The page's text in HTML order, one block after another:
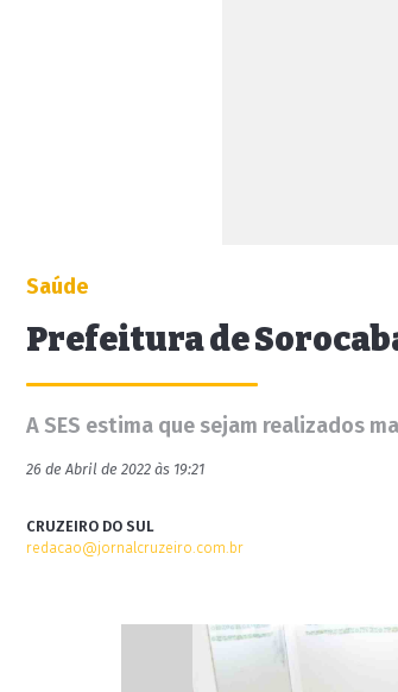
Saúde
Prefeitura de
A SES estima que sejam realizados
26 de Abril de 2022 às 19:21
CRUZEIRO DO SUL
redacao@jornalcruzeiro.com.br